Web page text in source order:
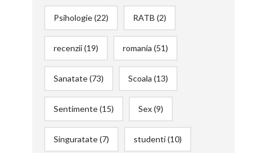
Psihologie(22) RATB (2)
recenzii(19) romania (51)
Sanatate(73) Scoala (13)
Sentimente(15) Sex(9)
Singuratate(7) studenti(10)